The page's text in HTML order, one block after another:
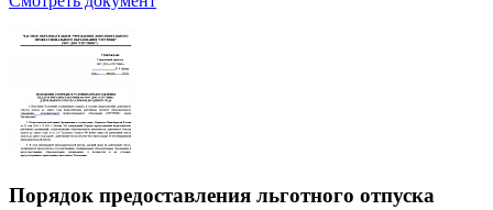
Порядок предоставления льготного отпуска